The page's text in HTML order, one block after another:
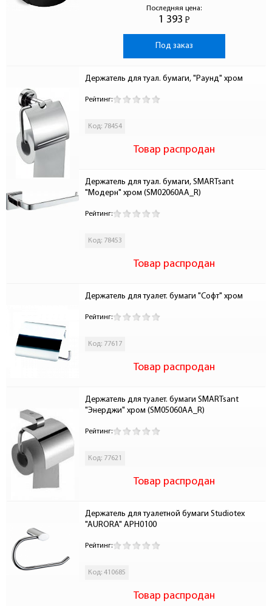
Последняя цена:
1 393 Р
-
Под заказ
Держатель для туал. бумаги, "Раунд" хром
Рейтинг:
Код: 78454
Товар распродан
Держатель для туал. бумаги, SMARTsant
"Модерн" хром (SM02060AA_R)
Рейтинг:
Код: 78453
Товар распродан
Держатель для туалет. бумаги "Софт" хром
Рейтинг:
Код: 77617
Товар распродан
Держатель для туалет. бумаги SMARTsant
"Энерджи" хром (SM05060AA_R)
Рейтинг:
Код: 77621
Товар распродан
Держатель для туалетной бумаги Studiotex
"AURORA" APH0100
Рейтинг:
Код: 410685
Товар распродан